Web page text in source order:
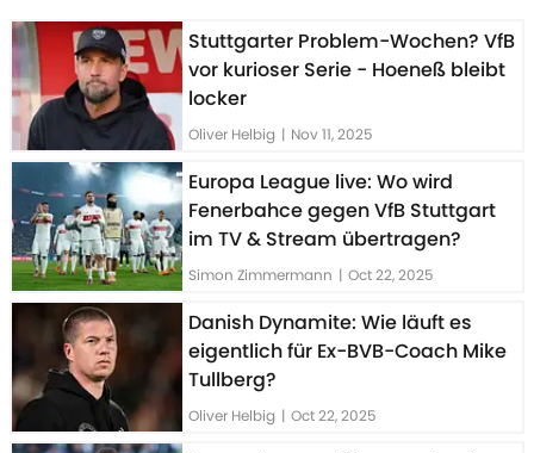
Stuttgarter Problem-Wochen? VfB
vor kurioser Serie - Hoeneß bleibt
locker
Oliver Helbig | Nov 11, 2025
Europa League live: Wo wird
Fenerbahce gegen VfB Stuttgart
im TV & Stream übertragen?
Simon Zimmermann | Oct 22, 2025
Danish Dynamite: Wie läuft es
eigentlich für Ex-BVB-Coach Mike
Tullberg?
Oliver Helbig | Oct 22, 2025